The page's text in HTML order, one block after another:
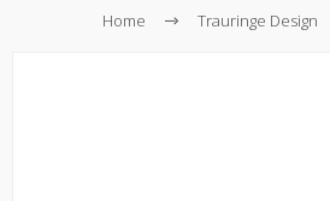
Home Trauringe Design